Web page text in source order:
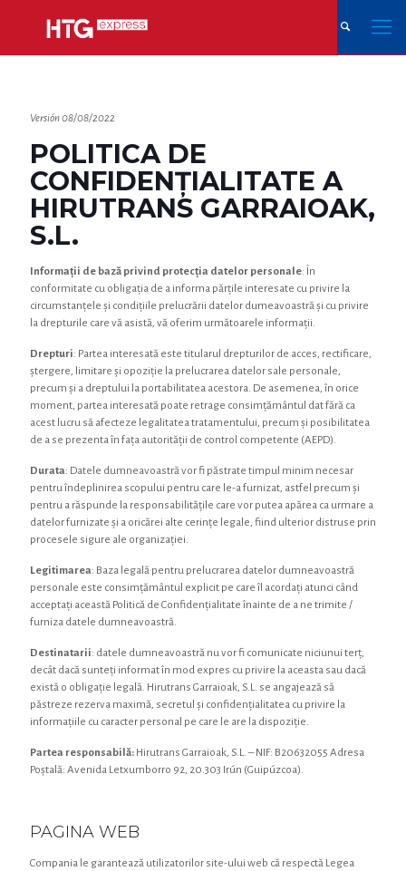
Versión 08/08/2022
POLITICA DE
CONFIDENȚIALITATE A
HIRUTRANS GARRAIOAK,
S.L.
Informații de bază privind protecția datelor personale: În
conformitate cu obligația de a informa părțile interesate cu privire la
circumstanțele și condițiile prelucrării datelor dumeavoastră și cu privire
la drepturile care vă asistă, vă oferim următoarele informații.
Drepturi: Partea interesată este titularul drepturilor de acces, rectificare,
ștergere, limitare și opoziție la prelucrarea datelor sale personale,
precum și a dreptului la portabilitatea acestora. De asemenea, în orice
moment, partea interesată poate retrage consimțământul dat fără ca
acest lucru să afecteze legalitatea tratamentului, precum și posibilitatea
de a se prezenta în fața autorității de control competente (AEPD).
Durata: Datele dumneavoastră vor fi păstrate timpul minim necesar
pentru îndeplinirea scopului pentru care le-a furnizat, astfel precum și
pentru a răspunde la responsabilitățile care vor putea apărea ca urmare a
datelor furnizate și a oricărei alte cerințe legale, fiind ulterior distruse prin
procesele sigure ale organizației.
Legitimarea: Baza legală pentru prelucrarea datelor dumneavoastră
personale este consimțământul explicit pe care îl acordați atunci când
acceptați această Politică de Confidențialitate înainte de a ne trimite /
furniza datele dumneavoastră.
Destinatarii: datele dumneavoastră nu vor fi comunicate niciunui terț,
decât dacă sunteți informat în mod expres cu privire la aceasta sau dacă
există o obligație legală. Hirutrans Garraioak, S.L. se angajează să
păstreze rezerva maximă, secretul și confidențialitatea cu privire la
informațiile cu caracter personal pe care le are la dispoziție.
Partea responsabilă: Hirutrans Garraioak, S.L. – NIF: B20632055 Adresa
Poștală: Avenida Letxumborro 92, 20.303 Irún (Guipúzcoa).
PAGINA WEB
Compania le garantează utilizatorilor site-ului web că respectă Legea